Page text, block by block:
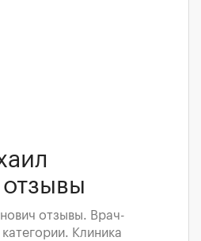
отзывы. Врач-
Клиника